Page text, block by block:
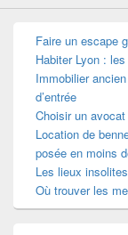
Faire un escape
Habiter Lyon :
Immobilier
d’entrée
Choisir un
Location de
posée en moins
Les lieux
Où trouver les